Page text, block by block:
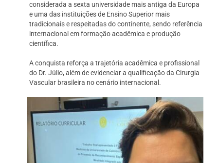
considerada a sexta universidade mais antiga da Europa
e uma das instituições de Ensino Superior mais
tradicionais e respeitadas do continente, sendo referência
internacional em formação acadêmica e produção
científica.
A conquista reforça a trajetória acadêmica e profissional
do Dr. Júlio, além de evidenciar a qualificação da Cirurgia
Vascular brasileira no cenário internacional.